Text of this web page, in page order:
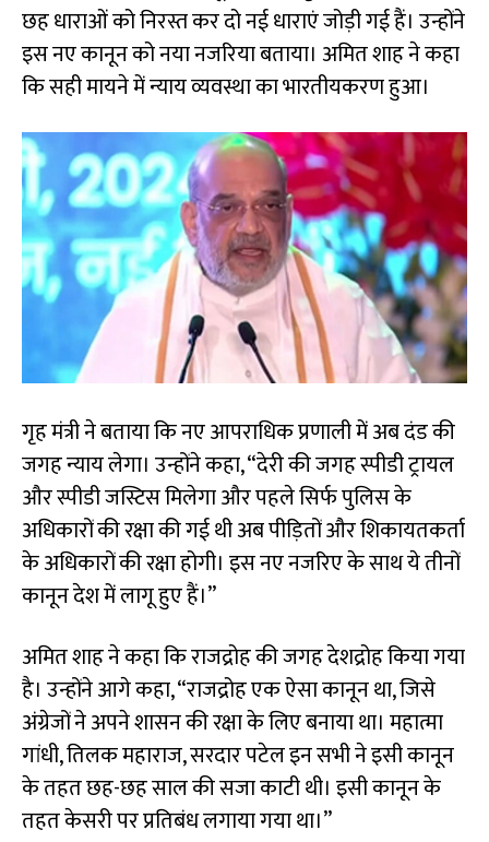
छह धाराओं को निरस्त कर दो नई धाराएं जोड़ी गई हैं। उन्होंने
इस नए कानून को नया नजरिया बताया। अमित शाह ने कहा
कि सही मायने में न्याय व्यवस्था का भारतीयकरण हुआ।
गृह मंत्री ने बताया कि नए आपराधिक प्रणाली में अब दंड की
जगह न्याय लेगा। उन्होंने कहा, “देरी की जगह स्पीडी ट्रायल
और स्पीडी जस्टिस मिलेगा और पहले सिर्फ पुलिस के
अधिकारों की रक्षा की गई थी अब पीड़ितों और शिकायतकर्ता
के अधिकारों की रक्षा होगी। इस नए नजरिए के साथ ये तीनों
कानून देश में लागू हुए हैं।”
अमित शाह ने कहा कि राजद्रोह की जगह देशद्रोह किया गया
है। उन्होंने आगे कहा, “राजद्रोह एक ऐसा कानून था, जिसे
अंग्रेजों ने अपने शासन की रक्षा के लिए बनाया था। महात्मा
गांधी, तिलक महाराज, सरदार पटेल इन सभी ने इसी कानून
के तहत छह-छह साल की सजा काटी थी। इसी कानून के
तहत केसरी पर प्रतिबंध लगाया गया था।”